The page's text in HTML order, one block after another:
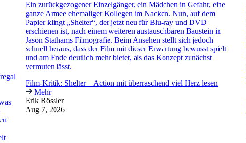
Ein zurückgezogener Einzelgänger, ein Mädchen in Gefahr, eine
ganze Armee ehemaliger Kollegen im Nacken. Nun, auf dem
Papier klingt „Shelter“, der jetzt neu für Blu-ray und DVD
erschienen ist, nach einem weiteren austauschbaren Baustein in
Jason Stathams Filmografie. Beim Ansehen stellt sich jedoch
schnell heraus, dass der Film mit dieser Erwartung bewusst spielt
und am Ende deutlich mehr bietet, als das Konzept zunächst
vermuten lässt.
Film-Kritik: Shelter – Action mit überraschend viel Herz lesen
Mehr
Erik Rössler
Aug 7, 2026